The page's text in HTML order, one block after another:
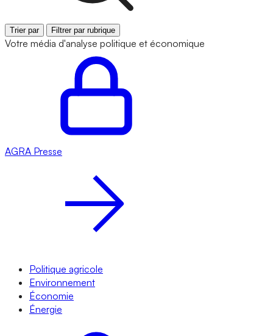
Trier par Filtrer par rubrique
Votre média d'analyse politique et économique
AGRA Presse
Politique agricole
Environnement
Économie
Énergie